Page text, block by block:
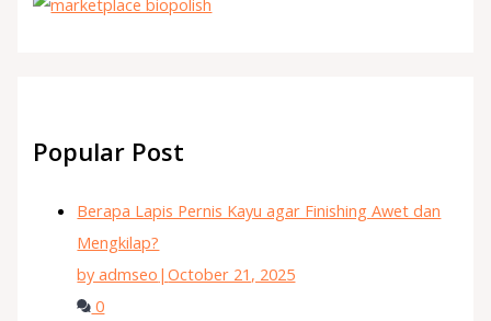
Popular Post
Berapa Lapis Pernis Kayu agar Finishing Awet dan
Mengkilap?
by admseo |October 21, 2025
0